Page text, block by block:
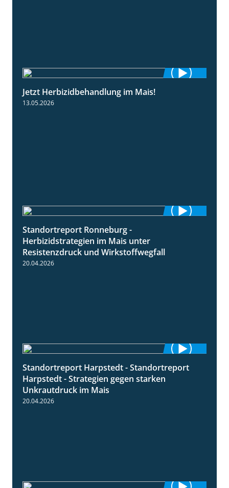
Jetzt Herbizidbehandlung im Mais!
13.05.2026
Standortreport Ronneburg -
Herbizidstrategien im Mais unter
Resistenzdruck und Wirkstoffwegfall
20.04.2026
9:11
Standortreport Harpstedt - Standortreport
Harpstedt - Strategien gegen starken
Unkrautdruck im Mais
20.04.2026